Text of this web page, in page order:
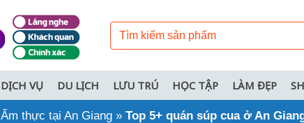
DỊCH VỤ DU LỊCH LƯU TRÚ HỌC TẬP LÀM ĐẸP
Ẩm thực tại An Giang » Top 5+ quán súp cua ở An